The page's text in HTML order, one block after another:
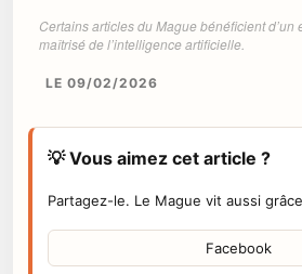
Certains articles du Mague bénéficient d’un
maîtrisé de l’intelligence artificielle.
LE 09/02/2026
💡 Vous aimez cet article ?
Partagez-le. Le Mague vit aussi
Facebook